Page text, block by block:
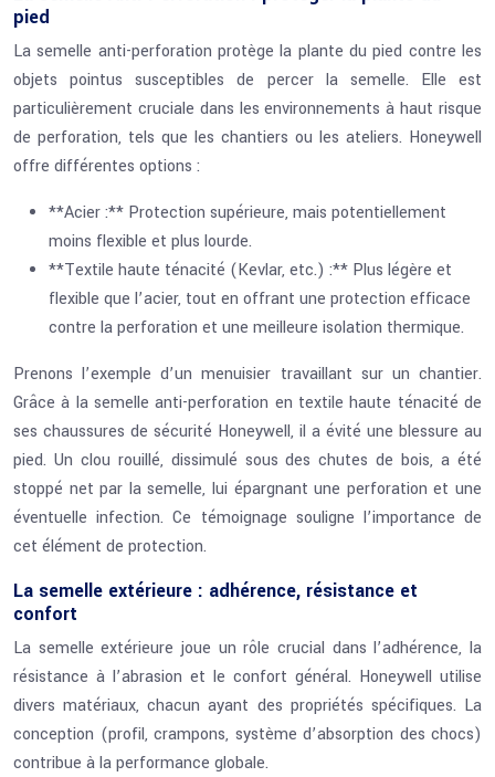
pied
La semelle anti-perforation protège la plante du pied contre les
objets pointus susceptibles de percer la semelle. Elle est
particulièrement cruciale dans les environnements à haut risque
de perforation, tels que les chantiers ou les ateliers. Honeywell
offre différentes options :
**Acier :** Protection supérieure, mais potentiellement
moins flexible et plus lourde.
**Textile haute ténacité (Kevlar, etc.) :** Plus légère et
flexible que l’acier, tout en offrant une protection efficace
contre la perforation et une meilleure isolation thermique.
Prenons l’exemple d’un menuisier travaillant sur un chantier.
Grâce à la semelle anti-perforation en textile haute ténacité de
ses chaussures de sécurité Honeywell, il a évité une blessure au
pied. Un clou rouillé, dissimulé sous des chutes de bois, a été
stoppé net par la semelle, lui épargnant une perforation et une
éventuelle infection. Ce témoignage souligne l’importance de
cet élément de protection.
La semelle extérieure : adhérence, résistance et
confort
La semelle extérieure joue un rôle crucial dans l’adhérence, la
résistance à l’abrasion et le confort général. Honeywell utilise
divers matériaux, chacun ayant des propriétés spécifiques. La
conception (profil, crampons, système d’absorption des chocs)
contribue à la performance globale.